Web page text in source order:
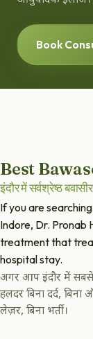
Book
Best
इंदौर में सर्वश्रेष्ठ
If you are
Indore, Dr. Pronab
treatment that
hospital stay.
अगर आप इंदौर में सबसे
हलदर बिना दर्द,
लेज़र, बिना भर्ती।